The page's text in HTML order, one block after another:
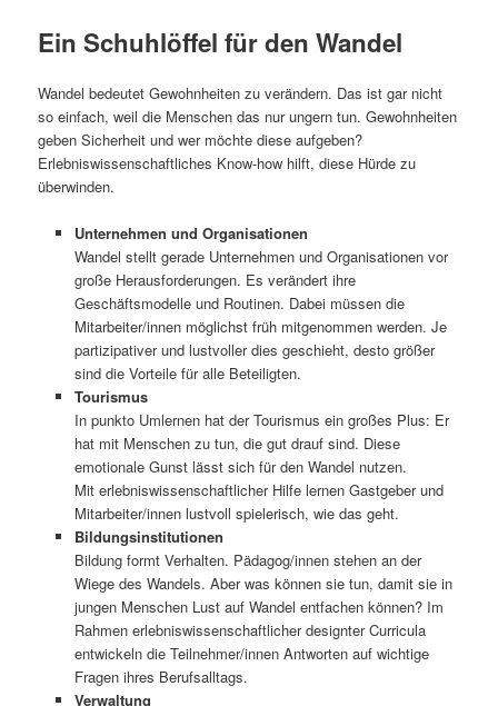
Ein Schuhlöffel für den Wandel
Wandel bedeutet Gewohnheiten zu verändern. Das ist gar nicht
so einfach, weil die Menschen das nur ungern tun. Gewohnheiten
geben Sicherheit und wer möchte diese aufgeben?
Erlebniswissenschaftliches Know-how hilft, diese Hürde zu
überwinden.
Unternehmen und Organisationen
Wandel stellt gerade Unternehmen und Organisationen vor
große Herausforderungen. Es verändert ihre
Geschäftsmodelle und Routinen. Dabei müssen die
Mitarbeiter/innen möglichst früh mitgenommen werden. Je
partizipativer und lustvoller dies geschieht, desto größer
sind die Vorteile für alle Beteiligten.
Tourismus
In punkto Umlernen hat der Tourismus ein großes Plus: Er
hat mit Menschen zu tun, die gut drauf sind. Diese
emotionale Gunst lässt sich für den Wandel nutzen.
Mit erlebniswissenschaftlicher Hilfe lernen Gastgeber und
Mitarbeiter/innen lustvoll spielerisch, wie das geht.
Bildungsinstitutionen
Bildung formt Verhalten. Pädagog/innen stehen an der
Wiege des Wandels. Aber was können sie tun, damit sie in
jungen Menschen Lust auf Wandel entfachen können? Im
Rahmen erlebniswissenschaftlicher designter Curricula
entwickeln die Teilnehmer/innen Antworten auf wichtige
Fragen ihres Berufsalltags.
Verwaltung